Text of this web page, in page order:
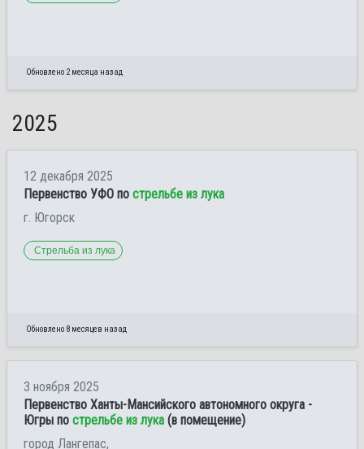
Обновлено 2 месяца назад
2025
12 декабря 2025
Первенство УФО по стрельбе из лука
г. Югорск
Стрельба из лука
Обновлено 8 месяцев назад
3 ноября 2025
Первенство Ханты-Мансийского автономного округа -
Югры по стрельбе из лука (в помещение)
город Лангепас,